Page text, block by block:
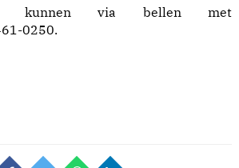
kunnen via bellen met
0250.